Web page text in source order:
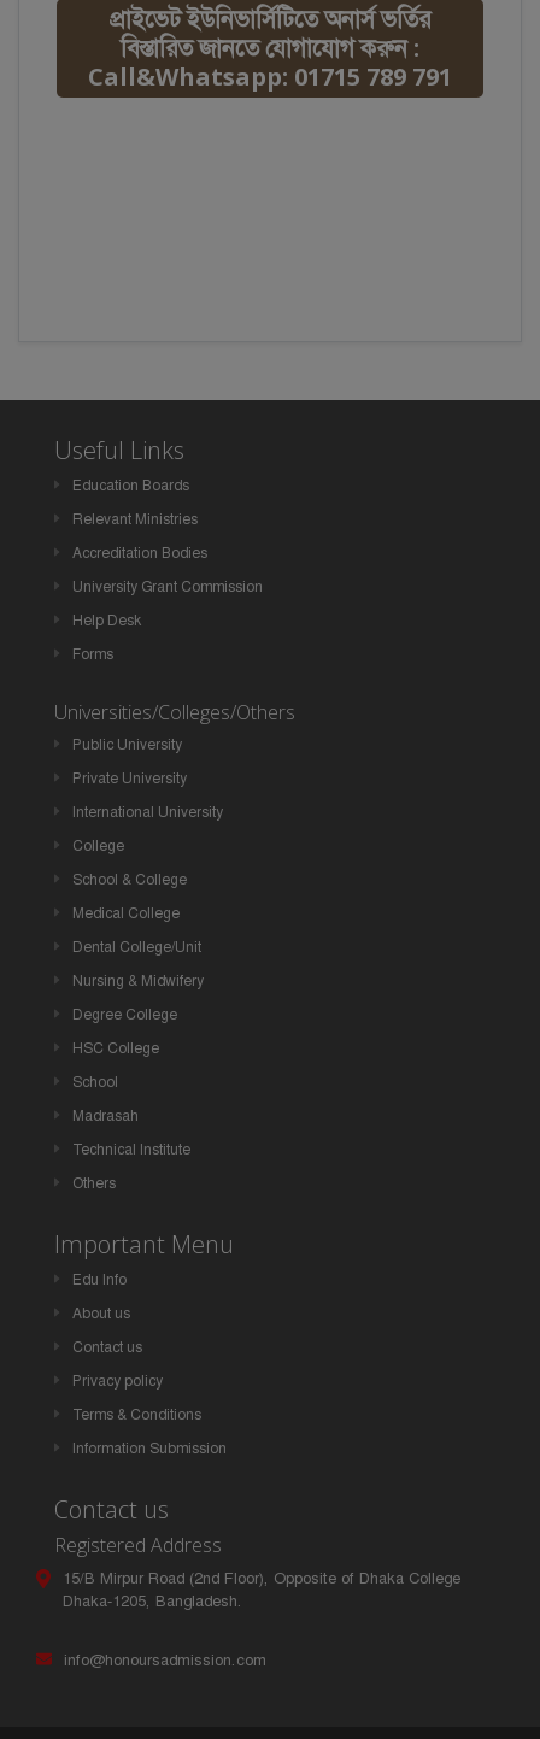
প্রাইভেট ইউনিভার্সিটিতে অনার্স ভর্তির
বিস্তারিত জানতে যোগাযোগ করুন :
Call&Whatsapp: 01715 789 791
Useful Links
Education Boards
Relevant Ministries
Accreditation Bodies
University Grant Commission
Help Desk
Forms
Universities/Colleges/Others
Public University
Private University
International University
College
School & College
Medical College
Dental College/Unit
Nursing & Midwifery
Degree College
HSC College
School
Madrasah
Technical Institute
Others
Important Menu
Edu Info
About us
Contact us
Privacy policy
Terms & Conditions
Information Submission
Contact us
Registered Address
15/B Mirpur Road (2nd Floor), Opposite of Dhaka College
Dhaka-1205, Bangladesh.
info@honoursadmission.com